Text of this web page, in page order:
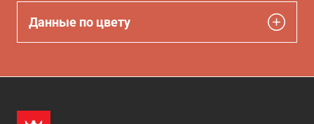
Данные по цвету